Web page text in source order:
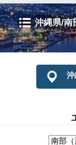
沖縄県/南
沖